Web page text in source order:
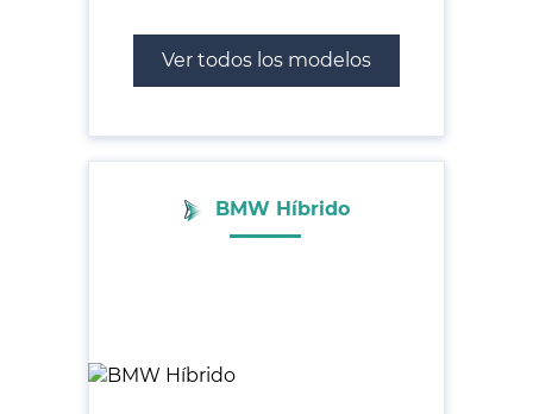
Ver todos los modelos
BMW Híbrido